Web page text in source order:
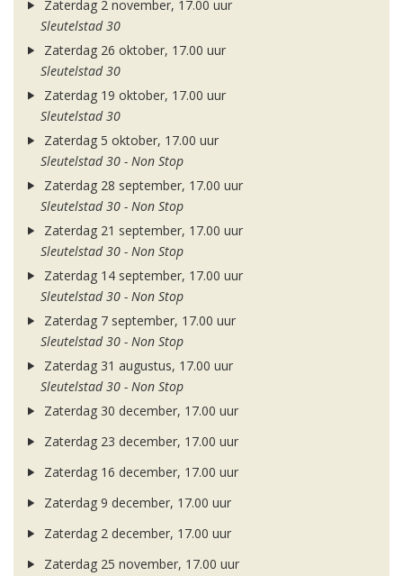
Zaterdag 2 november, 17.00 uur
Sleutelstad 30
Zaterdag 26 oktober, 17.00 uur
Sleutelstad 30
Zaterdag 19 oktober, 17.00 uur
Sleutelstad 30
Zaterdag 5 oktober, 17.00 uur
Sleutelstad 30 - Non Stop
Zaterdag 28 september, 17.00 uur
Sleutelstad 30 - Non Stop
Zaterdag 21 september, 17.00 uur
Sleutelstad 30 - Non Stop
Zaterdag 14 september, 17.00 uur
Sleutelstad 30 - Non Stop
Zaterdag 7 september, 17.00 uur
Sleutelstad 30 - Non Stop
Zaterdag 31 augustus, 17.00 uur
Sleutelstad 30 - Non Stop
Zaterdag 30 december, 17.00 uur
Zaterdag 23 december, 17.00 uur
Zaterdag 16 december, 17.00 uur
Zaterdag 9 december, 17.00 uur
Zaterdag 2 december, 17.00 uur
Zaterdag 25 november, 17.00 uur